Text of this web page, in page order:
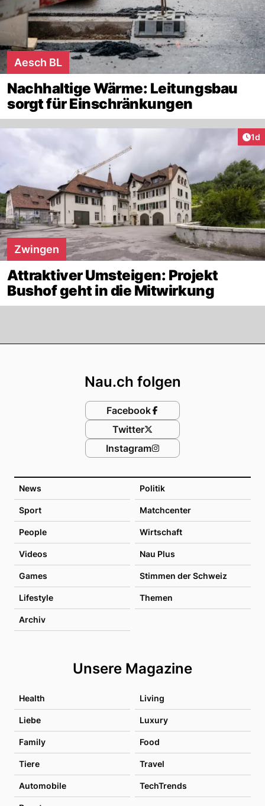
Aesch BL
Nachhaltige Wärme: Leitungsbau
sorgt für Einschränkungen
1d
Zwingen
Attraktiver Umsteigen: Projekt
Bushof geht in die Mitwirkung
News Politik
Sport Matchcenter
People Wirtschaft
Videos Nau Plus
Games Stimmen der Schweiz
Lifestyle Themen
Archiv
Unsere Magazine
Health Living
Liebe Luxury
Family Food
Tiere Travel
Automobile TechTrends
Nau.ch folgen
Facebook
Twitter
Instagram